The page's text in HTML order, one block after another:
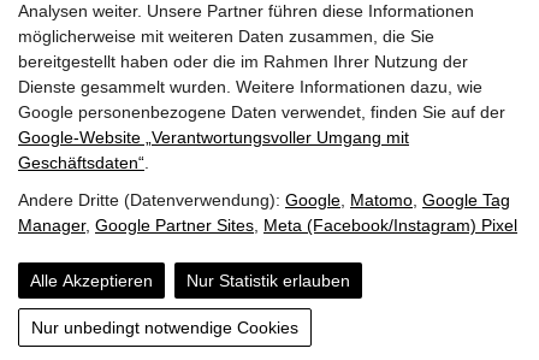
Analysen weiter. Unsere Partner führen diese Informationen
möglicherweise mit weiteren Daten zusammen, die Sie
bereitgestellt haben oder die im Rahmen Ihrer Nutzung der
Dienste gesammelt wurden. Weitere Informationen dazu, wie
Google personenbezogene Daten verwendet, finden Sie auf der
Google‑Website „Verantwortungsvoller Umgang mit
Geschäftsdaten“
Andere Dritte (Datenverwendung): Google Matomo Google Tag
Manager, Google Partner Sites Meta (Facebook/Instagram) Pixel
Alle Akzeptieren Nur Statistik erlauben
Nur unbedingt notwendige Cookies
T:+43 (0) 6545 20340
E:office@pinzweb.at
facebook instagram linkedin X
STARTEN SIE IHR PROJEKT
Impressum Datenschutzerklärung Barrierefreiheit